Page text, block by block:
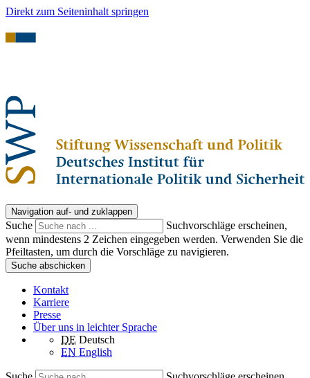
Direkt zum Seiteninhalt springen
Navigation auf- und zuklappen
Suche
Suchvorschläge erscheinen,
wenn mindestens 2 Zeichen eingegeben werden. Verwenden Sie die
Pfeiltasten, um durch die Vorschläge zu navigieren.
Suche abschicken
Kontakt
Karriere
Presse
Über uns in leichter Sprache
DE Deutsch
EN English